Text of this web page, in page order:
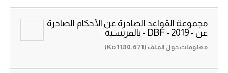
مجموعة القواعد الصادرة عن الأحكام الصادرة
عن - DBF - 2019 - بالفرنسية
معلومات حول الملف (1180.671 Ko)